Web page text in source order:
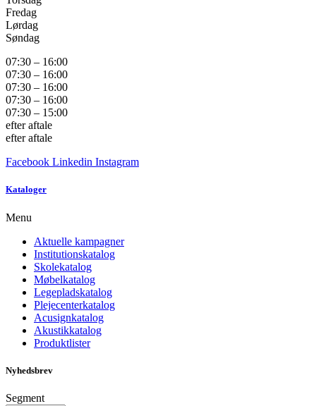
Fredag
Lørdag
Søndag
07:30 – 16:00
07:30 – 16:00
07:30 – 16:00
07:30 – 16:00
07:30 – 15:00
efter aftale
efter aftale
Facebook Linkedin Instagram
Kataloger
Menu
Aktuelle kampagner
Institutionskatalog
Skolekatalog
Møbelkatalog
Legepladskatalog
Plejecenterkatalog
Acusignkatalog
Akustikkatalog
Produktlister
Nyhedsbrev
Segment